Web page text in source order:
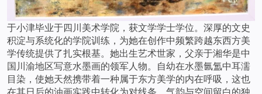
于小津毕业于四川美术学院，获文学学士学位。深厚的文史
积淀与系统化的学院训练，为她在创作中频繁跨越东西方美
学传统提供了扎实根基。她出生艺术世家，父亲于湘华是中
国川渝地区写意水墨画的领军人物。自幼在水墨氤氲中耳濡
目染，使她天然携带着一种属于东方美学的内在呼吸，这也